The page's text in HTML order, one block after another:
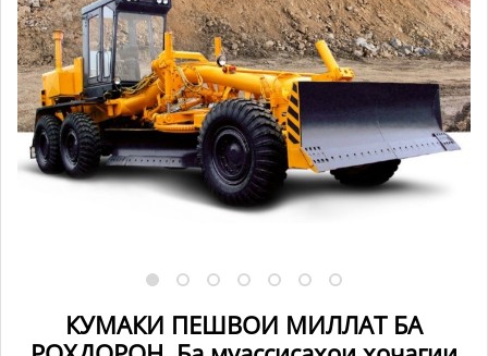
КУМАКИ ПЕШВОИ МИЛЛАТ БА